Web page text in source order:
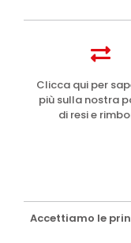
Clicca qui per
più sulla nostra
di resi e
Accettiamo le